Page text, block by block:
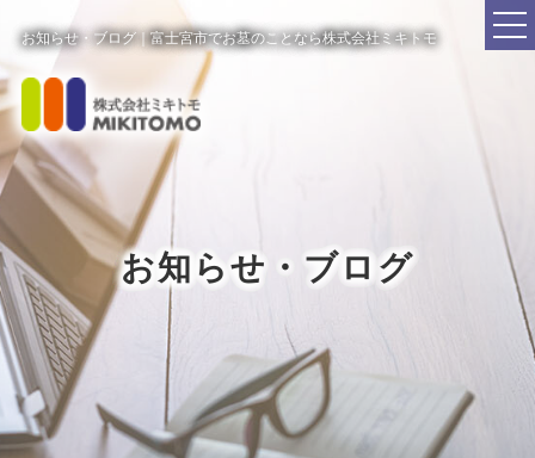
お知らせ・ブログ｜富士宮市でお墓のことなら株式会社ミキトモ
お知らせ・ブログ